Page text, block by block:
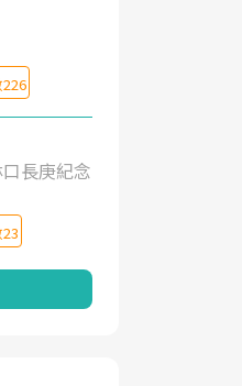
長庚紀念